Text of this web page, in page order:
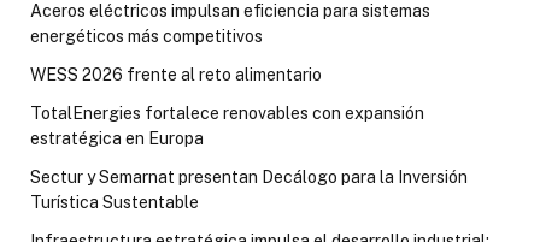
Aceros eléctricos impulsan eficiencia para sistemas
energéticos más competitivos
WESS 2026 frente al reto alimentario
TotalEnergies fortalece renovables con expansión
estratégica en Europa
Sectur y Semarnat presentan Decálogo para la Inversión
Turística Sustentable